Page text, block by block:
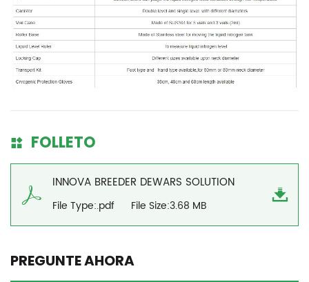
FOLLETO
INNOVA BREEDER DEWARS SOLUTION
File Type:.pdf File Size:3.68 MB
PREGUNTE AHORA